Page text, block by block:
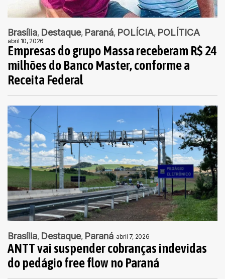
Brasília Destaque Paraná POLÍCIA POLÍTICA
abril 10, 2026
Empresas do grupo Massa receberam R$ 24
milhões do Banco Master, conforme a
Receita Federal
Brasília Destaque Paraná abril 7, 2026
ANTT vai suspender cobranças indevidas
do pedágio free flow no Paraná